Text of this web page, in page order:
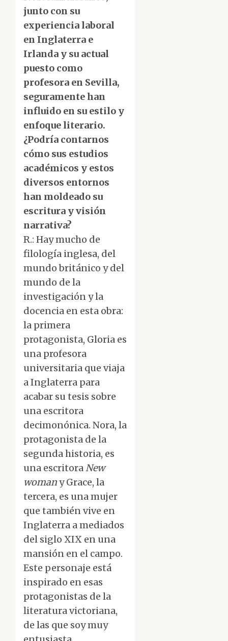
junto con su
experiencia laboral
en Inglaterra e
Irlanda y su actual
puesto como
profesora en Sevilla,
seguramente han
influido en su estilo y
enfoque literario.
¿Podría contarnos
cómo sus estudios
académicos y estos
diversos entornos
han moldeado su
escritura y visión
narrativa?
R.: Hay mucho de
filología inglesa, del
mundo británico y del
mundo de la
investigación y la
docencia en esta obra:
la primera
protagonista, Gloria es
una profesora
universitaria que viaja
a Inglaterra para
acabar su tesis sobre
una escritora
decimonónica. Nora, la
protagonista de la
segunda historia, es
una escritoraNew
womany Grace, la
tercera, es una mujer
que también vive en
Inglaterra a mediados
del siglo XIX en una
mansión en el campo.
Este personaje está
inspirado en esas
protagonistas de la
literatura victoriana,
de las que soy muy